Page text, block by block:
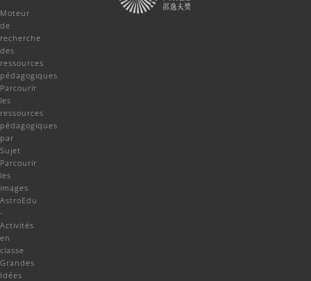
Moteur
de
recherche
des
ressources
pédagogiques
Parcourir
les
ressources
pédagogiques
par
Sujet
Parcourir
les
images
AstroEdu
-
Activités
en
classe
Grandes
Idées